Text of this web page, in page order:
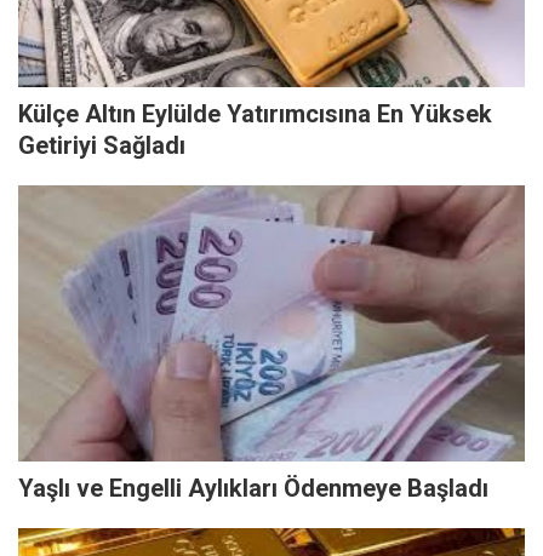
Külçe Altın Eylülde Yatırımcısına En Yüksek
Getiriyi Sağladı
Yaşlı ve Engelli Aylıkları Ödenmeye Başladı